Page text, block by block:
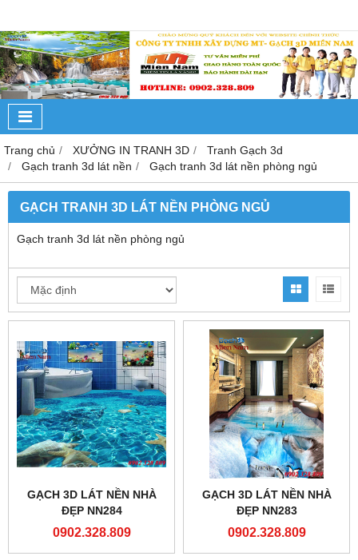
Trang chủ XƯỞNG IN TRANH 3D
Tranh Gạch 3d
Gạch tranh 3d lát nền
Gạch tranh 3d lát nền phòng ngủ
GẠCH TRANH 3D LÁT NỀN PHÒNG NGỦ
Gạch tranh 3d lát nền phòng ngủ
GẠCH 3D LÁT NỀN NHÀ
ĐẸP NN284
0902.328.809
GẠCH 3D LÁT NỀN NHÀ
ĐẸP NN283
0902.328.809